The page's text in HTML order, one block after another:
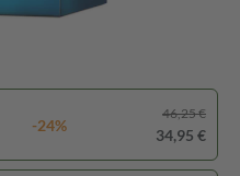
-24%
46,25 €
34,95 €